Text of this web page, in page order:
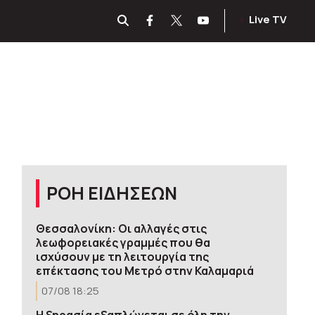
Live TV
ΡΟΗ ΕΙΔΗΣΕΩΝ
Θεσσαλονίκη: Οι αλλαγές στις
λεωφορειακές γραμμές που θα
ισχύσουν με τη λειτουργία της
επέκτασης του Μετρό στην Καλαμαριά
07/08 18:25